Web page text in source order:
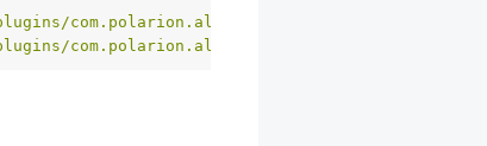
com.polarion.alm.ui_3.22.1/node/bin/
com.polarion.alm.ui_3.22.1/node/bin/mj-